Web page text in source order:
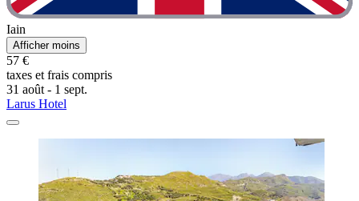
Iain
Afficher moins
57 €
taxes et frais compris
31 août - 1 sept.
Larus Hotel